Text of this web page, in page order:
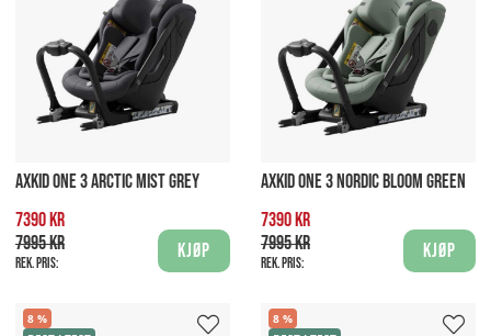
AXKID ONE 3 ARCTIC MIST GREY
7390 kr
7995 kr
Rek. pris:
Kjøp
AXKID ONE 3 NORDIC BLOOM GREEN
7390 kr
7995 kr
Rek. pris:
Kjøp
8
8